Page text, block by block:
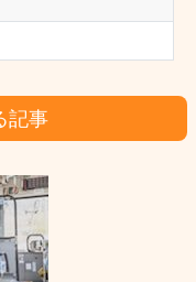
記事